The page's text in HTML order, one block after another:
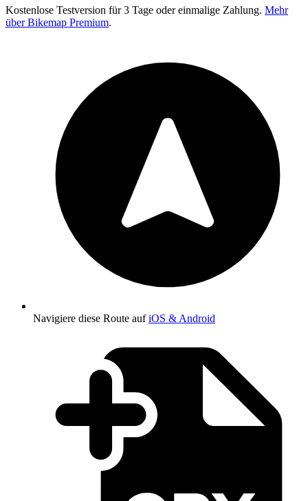
Kostenlose Testversion für 3 Tage oder einmalige Zahlung. Mehr
über Bikemap Premium.
Navigiere diese Route aufiOS & Android